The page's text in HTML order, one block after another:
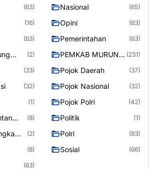
(63) Nasional (65)
(16) Opini (63)
(63) Pemerintahan (63)
(2)
PEMKAB MURUNG (231)
(33) Pojok Daerah (37)
(32) Pojok Nasional (32)
(1) Pojok Polri (42)
(8) Politik (1)
(2) Polri (93)
(8) Sosial (66)
(63)